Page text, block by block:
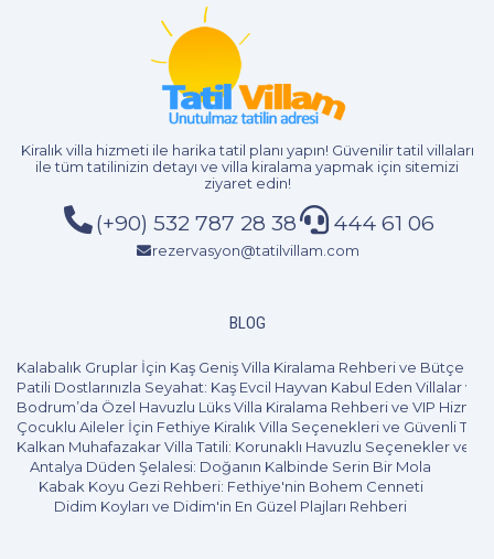
4+1 8 Kişi Beğen
Kiralık villa hizmetiile harika tatil planı yapın! Güvenilir tatil villaları
ile tüm tatilinizin detayı ve villa kiralama yapmak için sitemizi
ziyaret edin!
(+90) 532 787 28 38 444 61 06
rezervasyon@tatilvillam.com
BLOG
Kalabalık Gruplar İçin Kaş Geniş Villa Kiralama Rehberi ve Bütçe
Patili Dostlarınızla Seyahat: Kaş Evcil Hayvan Kabul Eden Villalar ve
Bodrum’da Özel Havuzlu Lüks Villa Kiralama Rehberi ve VIP
Çocuklu Aileler İçin Fethiye Kiralık Villa Seçenekleri ve Güvenli
Kalkan Muhafazakar Villa Tatili: Korunaklı Havuzlu Seçenekler ve
Antalya Düden Şelalesi: Doğanın Kalbinde Serin Bir Mola
Kabak Koyu Gezi Rehberi: Fethiye'nin Bohem Cenneti
Didim Koyları ve Didim'in En Güzel Plajları Rehberi